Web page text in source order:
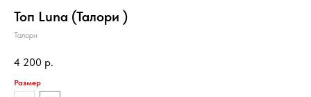
Топ Luna (Талори )
Талори
4 200 р.
Размер